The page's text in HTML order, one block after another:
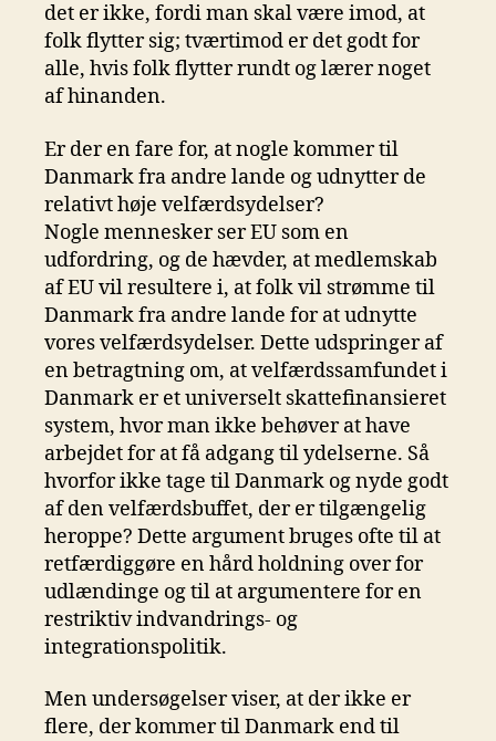
det er ikke, fordi man skal være imod, at
folk flytter sig; tværtimod er det godt for
alle, hvis folk flytter rundt og lærer noget
af hinanden.
Er der en fare for, at nogle kommer til
Danmark fra andre lande og udnytter de
relativt høje velfærdsydelser?
Nogle mennesker ser EU som en
udfordring, og de hævder, at medlemskab
af EU vil resultere i, at folk vil strømme til
Danmark fra andre lande for at udnytte
vores velfærdsydelser. Dette udspringer af
en betragtning om, at velfærdssamfundet i
Danmark er et universelt skattefinansieret
system, hvor man ikke behøver at have
arbejdet for at få adgang til ydelserne. Så
hvorfor ikke tage til Danmark og nyde godt
af den velfærdsbuffet, der er tilgængelig
heroppe? Dette argument bruges ofte til at
retfærdiggøre en hård holdning over for
udlændinge og til at argumentere for en
restriktiv indvandrings- og
integrationspolitik.
Men undersøgelser viser, at der ikke er
flere, der kommer til Danmark end til